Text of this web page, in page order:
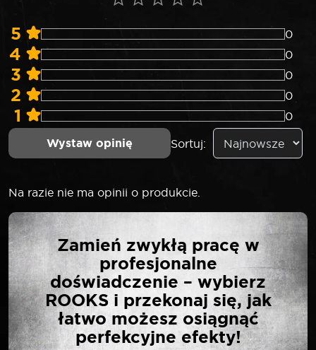
5 0
4 0
3 0
2 0
1 0
Wystaw opinię Sortuj:
Na razie nie ma opinii o produkcie.
NAPISZ PIERWSZĄ
OPINIĘ O „ROOKS LONG
BIT 10 MM 3/8″ TORX
T45 X 75 MM S2 2
SZTUKI”
Zamień zwykłą pracę w
profesjonalne
doświadczenie – wybierz
ROOKS i przekonaj się, jak
łatwo możesz osiągnąć
perfekcyjne efekty!